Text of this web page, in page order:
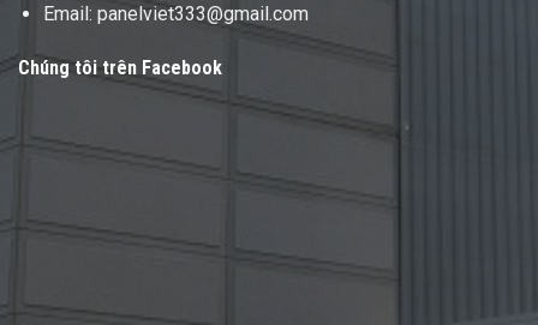
Email: panelviet333@gmail.com
Chúng tôi trên Facebook